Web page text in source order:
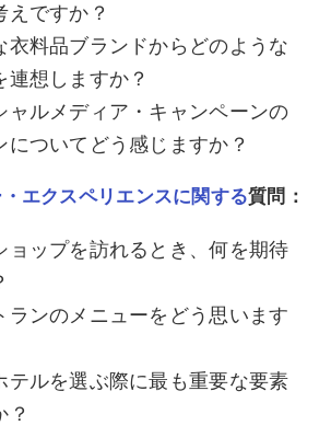
えですか？
衣料品ブランドからどのような
連想しますか？
ャルメディア・キャンペーンの
についてどう感じますか？
エクスペリエンスに関する質問：
ョップを訪れるとき、何を期待
ランのメニューをどう思います
テルを選ぶ際に最も重要な要素
？